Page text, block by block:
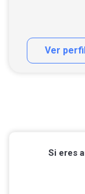
Ver
Si eres